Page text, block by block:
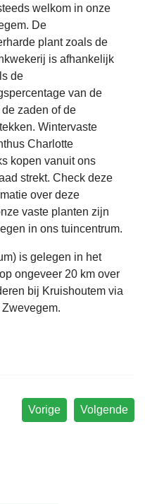
welkom in onze
De
plant zoals de
is afhankelijk
de
van de
zaden of de
Wintervaste
Charlotte
kopen vanuit ons
strekt. Check deze
over deze
vaste planten zijn
in ons tuincentrum.
is gelegen in het
ongeveer 20 km over
bij Kruishoutem via
Volgende
Vorige